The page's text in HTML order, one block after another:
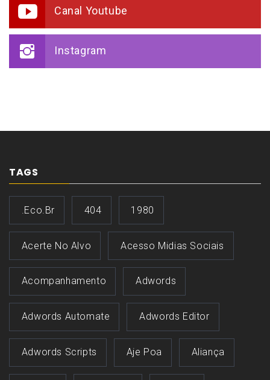
Canal Youtube
Instagram
TAGS
.eco.br 404 1980
Acerte No Alvo Acesso Midias Sociais
Acompanhamento Adwords
Adwords Automate Adwords Editor
Adwords Scripts Aje Poa Aliança